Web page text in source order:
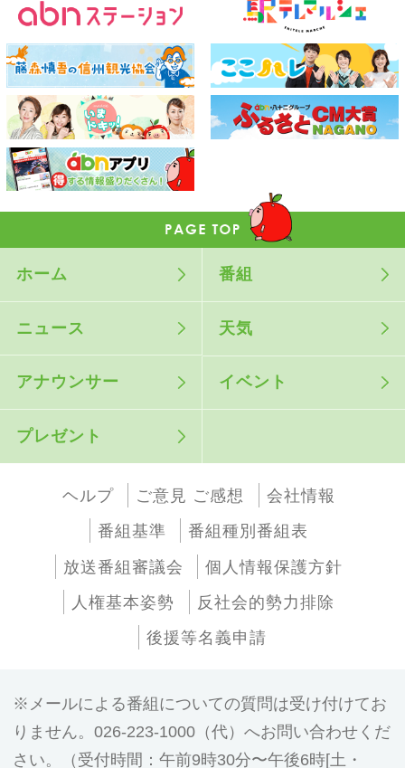
ホーム 番組
ニュース 天気
アナウンサー イベント
プレゼント
ヘルプ ご意見 ご感想
会社情報
番組基準
番組種別番組表
放送番組審議会
個人情報保護方針
人権基本姿勢
反社会的勢力排除
後援等名義申請
メールによる番組についての質問は受け付けてお
りません。026-223-1000（代）へお問い合わせくだ
さい。（受付時間：午前9時30分〜午後6時[土・